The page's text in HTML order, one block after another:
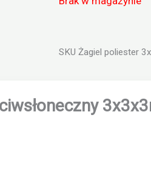
SKU Żagiel poliester